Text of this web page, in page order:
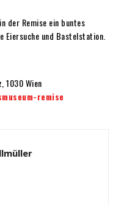
der Remise ein buntes
Eiersuche und Bastelstation.
1030 Wien
remise